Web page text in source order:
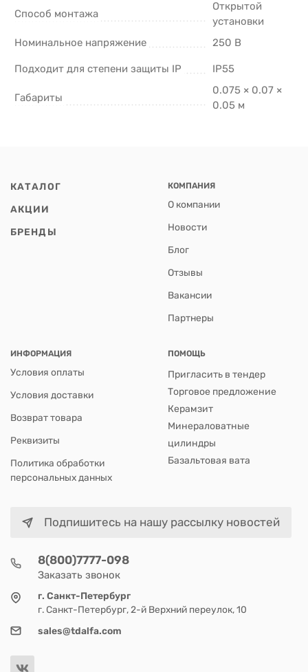
Способ монтажа
Открытой
установки
Номинальное напряжение
250 В
Подходит для степени защиты IP IP55
Габариты
0.075 × 0.07 ×
0.05 м
КАТАЛОГ
АКЦИИ
БРЕНДЫ
КОМПАНИЯ
О компании
Новости
Блог
Отзывы
Вакансии
Партнеры
ИНФОРМАЦИЯ
Условия оплаты
Условия доставки
Возврат товара
Реквизиты
Политика обработки
персональных данных
ПОМОЩЬ
Пригласить в тендер
Торговое предложение
Керамзит
Минераловатные
цилиндры
Базальтовая вата
Подпишитесь на нашу рассылку новостей
8(800)7777-098
Заказать звонок
г. Санкт-Петербург
г. Санкт-Петербург, 2-й Верхний переулок, 10
sales@tdalfa.com